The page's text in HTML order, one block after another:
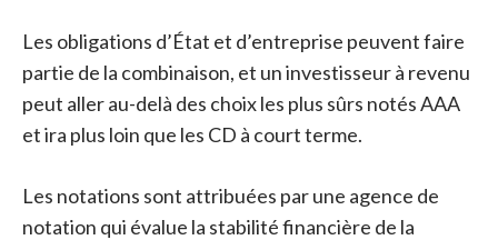
Les obligations d’État et d’entreprise peuvent faire
partie de la combinaison, et un investisseur à revenu
peut aller au-delà des choix les plus sûrs notés AAA
et ira plus loin que les CD à court terme.
Les notations sont attribuées par une agence de
notation qui évalue la stabilité financière de la